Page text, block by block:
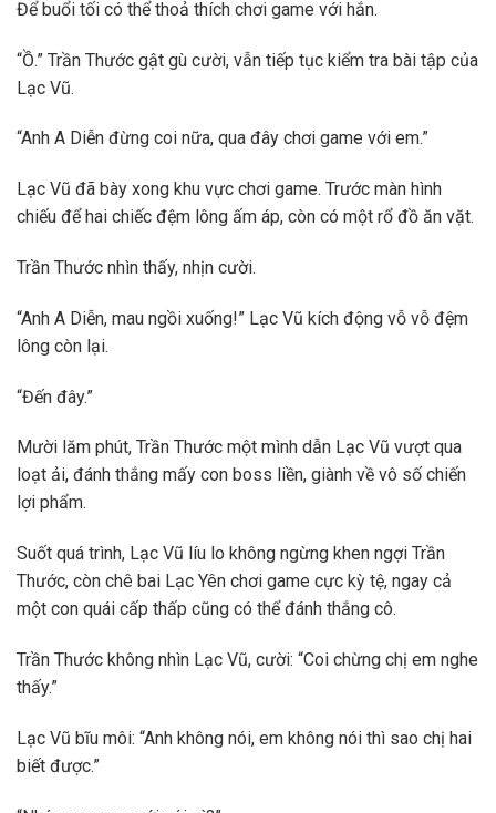
Để buổi tối có thể thoả thích chơi game với hắn.
“Ồ.” Trần Thước gật gù cười, vẫn tiếp tục kiểm tra bài tập của
Lạc Vũ.
“Anh A Diễn đừng coi nữa, qua đây chơi game với em.”
Lạc Vũ đã bày xong khu vực chơi game. Trước màn hình
chiếu để hai chiếc đệm lông ấm áp, còn có một rổ đồ ăn vặt.
Trần Thước nhìn thấy, nhịn cười.
“Anh A Diễn, mau ngồi xuống!” Lạc Vũ kích động vỗ vỗ đệm
lông còn lại.
“Đến đây.”
Mười lăm phút, Trần Thước một mình dẫn Lạc Vũ vượt qua
loạt ải, đánh thắng mấy con boss liền, giành về vô số chiến
lợi phẩm.
Suốt quá trình, Lạc Vũ líu lo không ngừng khen ngợi Trần
Thước, còn chê bai Lạc Yên chơi game cực kỳ tệ, ngay cả
một con quái cấp thấp cũng có thể đánh thắng cô.
Trần Thước không nhìn Lạc Vũ, cười: “Coi chừng chị em nghe
thấy.”
Lạc Vũ bĩu môi: “Anh không nói, em không nói thì sao chị hai
biết được.”